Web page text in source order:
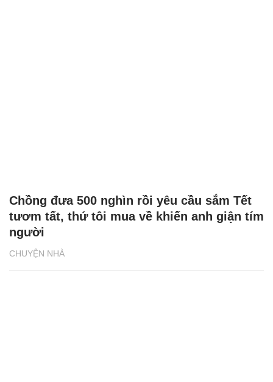
CHUYỆN NHÀ
Chồng đưa 500 nghìn rồi yêu cầu sắm Tết
tươm tất, thứ tôi mua về khiến anh giận tím
người